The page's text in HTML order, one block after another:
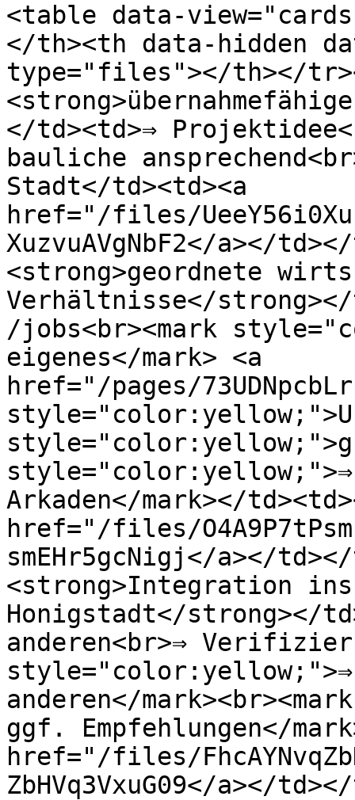
<table data-
</th><th data-hidden
type="files"></th></
</td><td>⇒
bauliche
Stadt</td><td><a
href="/files/
XuzvuAVgNbF2</a></
<strong>geordnete
Verhältnisse</
/jobs<br><mark
eigenes</mark> <a
href="/pages/
Arkaden</mark></
href="/files/
smEHr5gcNigj</a></
<strong>Integration
Honigstadt</strong></
anderen<br>⇒
anderen</
ggf. Empfehlungen</
href="/files/
ZbHVq3VxuG09</a></